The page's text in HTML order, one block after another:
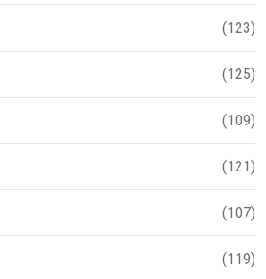
(123)
(125)
(109)
(121)
(107)
(119)